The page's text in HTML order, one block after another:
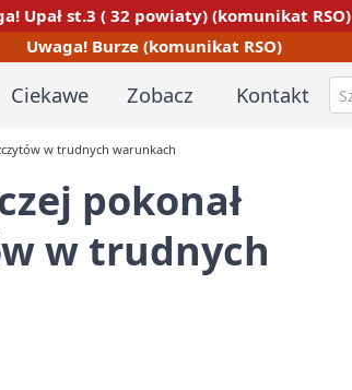
Upał st.3 ( 32 powiaty) (komunikat RSO)
Uwaga! Burze (komunikat RSO)
Ciekawe Zobacz Kontakt
w trudnych warunkach
pokonał
w trudnych